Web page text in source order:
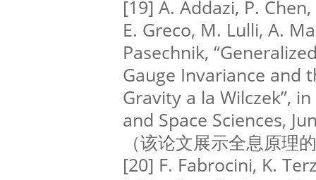
[19] A. Addazi, P.
E. Greco, M. Lulli, A.
Pasechnik,
Gauge Invariance and
Gravity a la Wilczek”,
and Space Sciences,
（该论文展示全息原理
[20] F. Fabrocini, K.